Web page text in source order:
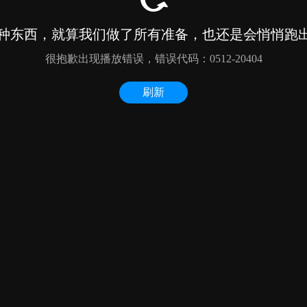
东西，就算我们做了所有准备，也还是会悄悄跑
很抱歉出现播放错误，错误代码：0512-20404
刷新